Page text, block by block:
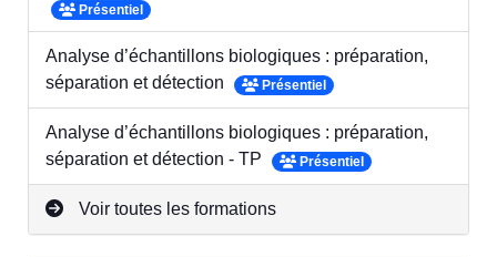
Présentiel
Analyse d’échantillons biologiques : préparation,
séparation et détection
Présentiel
Analyse d’échantillons biologiques : préparation,
séparation et détection - TP
Présentiel
Voir toutes les formations